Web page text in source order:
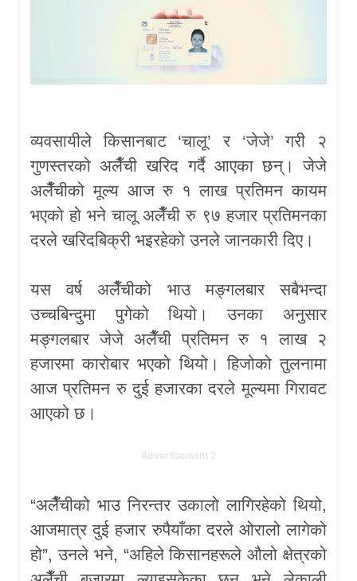
व्यवसायीले किसानबाट ‘चालू’ र ‘जेजे’ गरी २
गुणस्तरको अलैँची खरिद गर्दै आएका छन्। जेजे
अलैँचीको मूल्य आज रु १ लाख प्रतिमन कायम
भएको हो भने चालू अलैँची रु ९७ हजार प्रतिमनका
दरले खरिदबिक्री भइरहेको उनले जानकारी दिए।
यस वर्ष अलैँचीको भाउ मङ्गलबार सबैभन्दा
उच्चबिन्दुमा पुगेको थियो। उनका अनुसार
मङ्गलबार जेजे अलैँची प्रतिमन रु १ लाख २
हजारमा कारोबार भएको थियो। हिजोको तुलनामा
आज प्रतिमन रु दुई हजारका दरले मूल्यमा गिरावट
आएको छ।
Advertisement 2
“अलैँचीको भाउ निरन्तर उकालो लागिरहेको थियो,
आजमात्र दुई हजार रुपैयाँका दरले ओरालो लागेको
हो”, उनले भने, “अहिले किसानहरूले औलो क्षेत्रको